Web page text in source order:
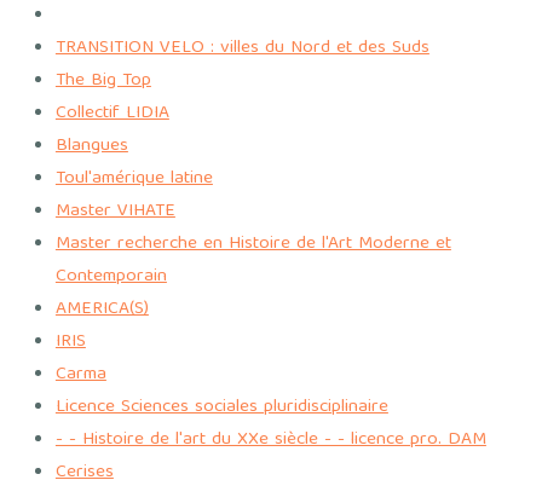
TRANSITION VELO : villes du Nord et des Suds
The Big Top
Collectif LIDIA
Blangues
Toul'amérique latine
Master VIHATE
Master recherche en Histoire de l'Art Moderne et
Contemporain
AMERICA(S)
IRIS
Carma
Licence Sciences sociales pluridisciplinaire
- - Histoire de l'art du XXe siècle - - licence pro. DAM
Cerises